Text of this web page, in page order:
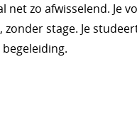
net zo afwisselend. Je
zonder stage. Je